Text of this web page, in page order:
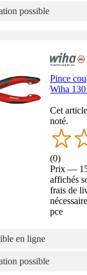
possible
Pince
Wiha
Cet
noté.
(0)
Prix —
affichés
frais de
pce
en ligne
possible